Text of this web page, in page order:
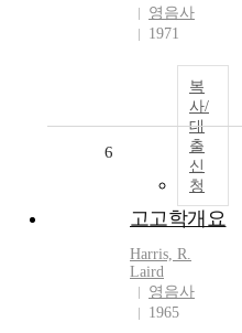
영음사
1971
복
사/
대
출
신
청
6
고고학개요
Harris, R.
Laird
영음사
1965